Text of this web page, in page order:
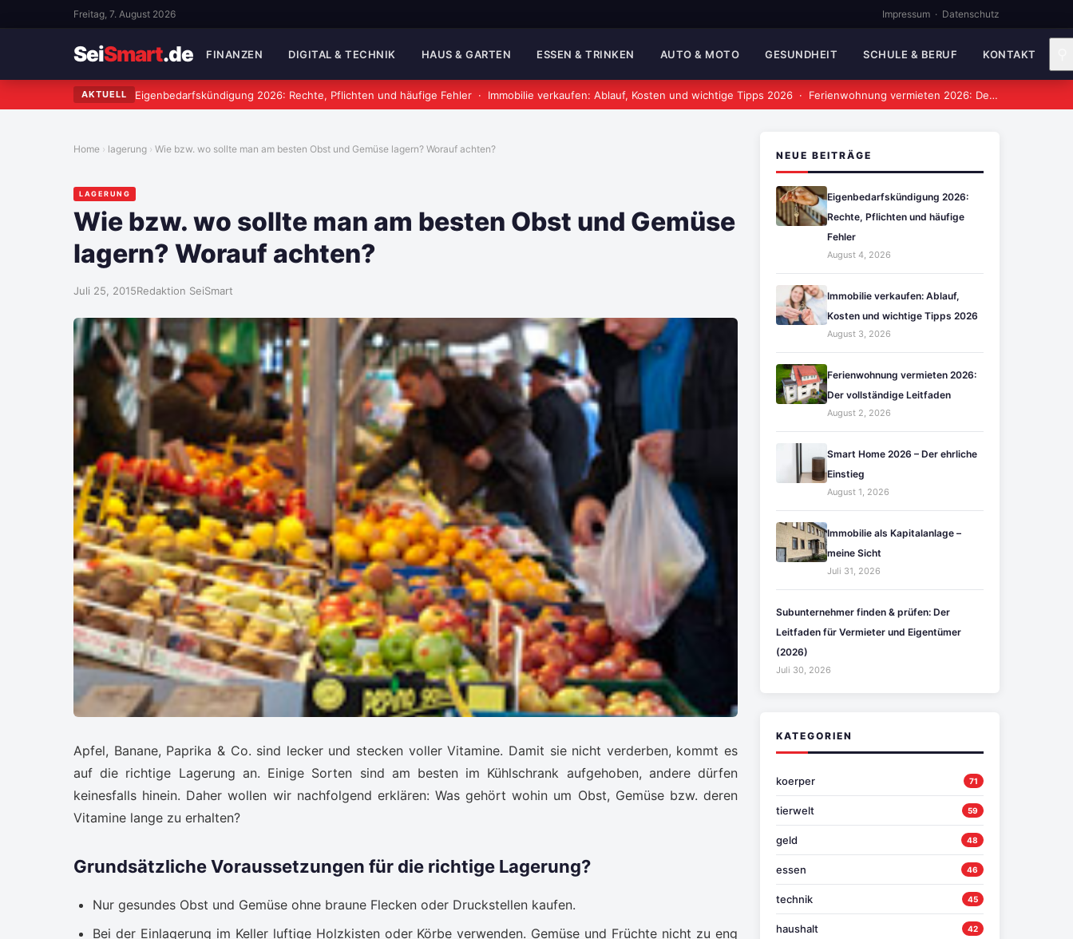
Freitag, 7. August 2026 Impressum · Datenschutz
SeiSmart.de FINANZEN DIGITAL & TECHNIK HAUS & GARTEN ESSEN & TRINKEN AUTO & MOTO GESUNDHEIT SCHULE & BERUF KONTAKT
AKTUELL Eigenbedarfskündigung 2026: Rechte, Pflichten und häufige Fehler · Immobilie verkaufen: Ablauf, Kosten und wichtige Tipps 2026 · Ferienwohnung vermieten 2026: Der vollständige Leitfaden
Home lagerung Wie bzw. wo sollte man am besten Obst und Gemüse lagern? Worauf achten?
LAGERUNG
Wie bzw. wo sollte man am besten Obst und Gemüse
lagern? Worauf achten?
Juli 25, 2015Redaktion SeiSmart
Apfel, Banane, Paprika & Co. sind lecker und stecken voller Vitamine. Damit sie nicht verderben, kommt es
auf die richtige Lagerung an. Einige Sorten sind am besten im Kühlschrank aufgehoben, andere dürfen
keinesfalls hinein. Daher wollen wir nachfolgend erklären: Was gehört wohin um Obst, Gemüse bzw. deren
Vitamine lange zu erhalten?
Grundsätzliche Voraussetzungen für die richtige Lagerung?
Nur gesundes Obst und Gemüse ohne braune Flecken oder Druckstellen kaufen.
Bei der Einlagerung im Keller luftige Holzkisten oder Körbe verwenden. Gemüse und Früchte nicht zu eng
NEUE BEITRÄGE
Eigenbedarfskündigung 2026:
Rechte, Pflichten und häufige
Fehler
August 4, 2026
Immobilie verkaufen: Ablauf,
Kosten und wichtige Tipps 2026
August 3, 2026
Ferienwohnung vermieten 2026:
Der vollständige Leitfaden
August 2, 2026
Smart Home 2026 – Der ehrliche
Einstieg
August 1, 2026
Immobilie als Kapitalanlage –
meine Sicht
Juli 31, 2026
Subunternehmer finden & prüfen: Der
Leitfaden für Vermieter und Eigentümer
(2026)
Juli 30, 2026
KATEGORIEN
koerper 71
tierwelt 59
geld 48
essen 46
technik 45
haushalt 42